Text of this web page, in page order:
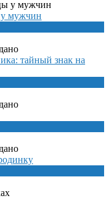
мужчин
тайный знак на